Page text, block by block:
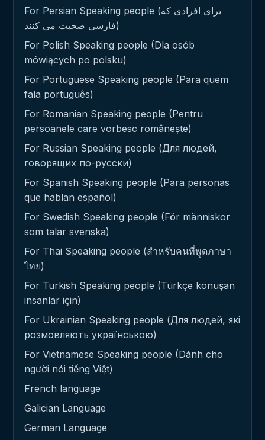
For Persian Speaking people (برای افرادی که
فارسی صحبت می کنند)
For Polish Speaking people (Dla osób
mówiących po polsku)
For Portuguese Speaking people (Para quem
fala português)
For Romanian Speaking people (Pentru
persoanele care vorbesc românește)
For Russian Speaking people (Для людей,
говорящих по-русски)
For Spanish Speaking people (Para personas
que hablan español)
For Swedish Speaking people (För människor
som talar svenska)
For Thai Speaking people (สำหรับคนที่พูดภาษา
ไทย)
For Turkish Speaking people (Türkçe konuşan
insanlar için)
For Ukrainian Speaking people (Для людей, які
розмовляють українською)
For Vietnamese Speaking people (Dành cho
người nói tiếng Việt)
French language
Galician Language
German Language